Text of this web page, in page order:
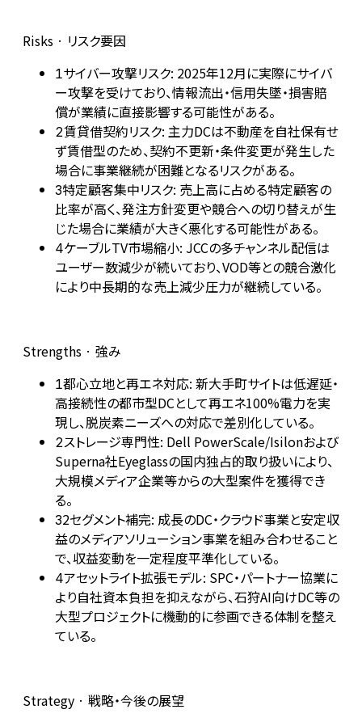
Risks · リスク要因
1サイバー攻撃リスク: 2025年12月に実際にサイバ
ー攻撃を受けており、情報流出・信用失墜・損害賠
償が業績に直接影響する可能性がある。
2賃貸借契約リスク: 主力DCは不動産を自社保有せ
ず賃借型のため、契約不更新・条件変更が発生した
場合に事業継続が困難となるリスクがある。
3特定顧客集中リスク: 売上高に占める特定顧客の
比率が高く、発注方針変更や競合への切り替えが生
じた場合に業績が大きく悪化する可能性がある。
4ケーブルTV市場縮小: JCCの多チャンネル配信は
ユーザー数減少が続いており、VOD等との競合激化
により中長期的な売上減少圧力が継続している。
Strengths · 強み
1都心立地と再エネ対応: 新大手町サイトは低遅延・
高接続性の都市型DCとして再エネ100%電力を実
現し、脱炭素ニーズへの対応で差別化している。
2ストレージ専門性: Dell PowerScale/Isilonおよび
Superna社Eyeglassの国内独占的取り扱いにより、
大規模メディア企業等からの大型案件を獲得でき
る。
32セグメント補完: 成長のDC・クラウド事業と安定収
益のメディアソリューション事業を組み合わせること
で、収益変動を一定程度平準化している。
4アセットライト拡張モデル: SPC・パートナー協業に
より自社資本負担を抑えながら、石狩AI向けDC等の
大型プロジェクトに機動的に参画できる体制を整え
ている。
Strategy · 戦略・今後の展望